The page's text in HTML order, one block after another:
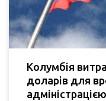
Колумбія
доларів для